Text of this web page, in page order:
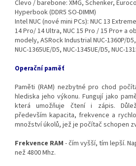
Clevo / barebone: XMG, Schenker,
Hyperbook (DDR5 SO‑DIMM)
Intel NUC (nové mini PCs): NUC 13
14 Pro/ 14 Ultra, NUC 15 Pro / 15 Pro+ a
modely, ASRock Industrial NUC‑1360P/D5,
NUC‑1365UE/D5, NUC‑1345UE/D5,
Operační paměť
Paměti (RAM) nezbytné pro chod
hlediska jeho výkonu. Fungují jako
která umožňuje čtení i zápis.
především kapacita, frekvence a
množství úkolů, jež je počítač schopen
Frekvence RAM - čím vyšší, tím lepší.
než 4800 Mhz.